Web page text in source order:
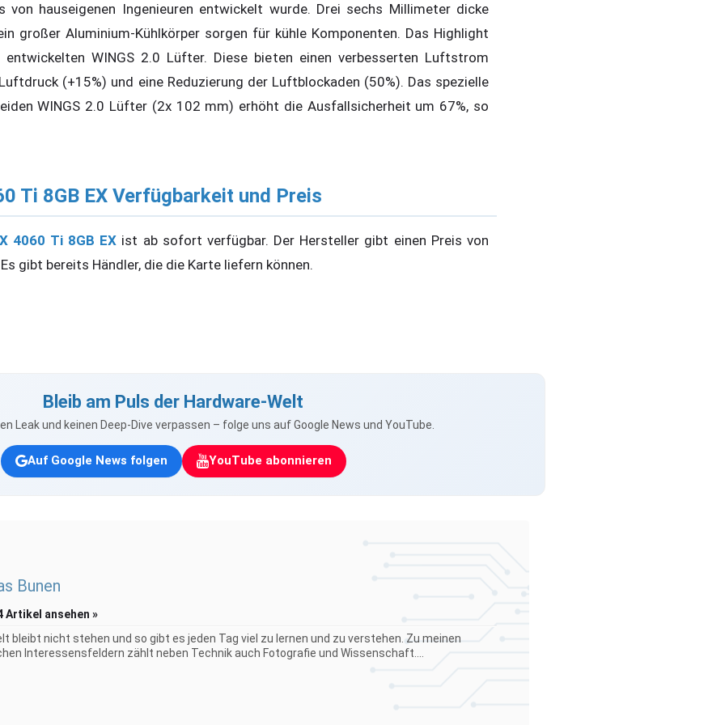
von hauseigenen Ingenieuren entwickelt wurde. Drei sechs Millimeter dicke
großer Aluminium-Kühlkörper sorgen für kühle Komponenten. Das Highlight
WINGS 2.0 Lüfter. Diese bieten einen verbesserten Luftstrom
(+15%) und eine Reduzierung der Luftblockaden (50%). Das spezielle
WINGS 2.0 Lüfter (2x 102 mm) erhöht die Ausfallsicherheit um 67%, so
Ti 8GB EX Verfügbarkeit und Preis
4060 Ti 8GB EX ist ab sofort verfügbar. Der Hersteller gibt einen Preis von
gibt bereits Händler, die die Karte liefern können.
Bleib am Puls der Hardware-Welt
Leak und keinen Deep-Dive verpassen – folge uns auf Google News und YouTube.
Auf Google News folgen YouTube abonnieren
Bunen
Artikel ansehen »
bleibt nicht stehen und so gibt es jeden Tag viel zu lernen und zu verstehen. Zu meinen
Interessensfeldern zählt neben Technik auch Fotografie und Wissenschaft....